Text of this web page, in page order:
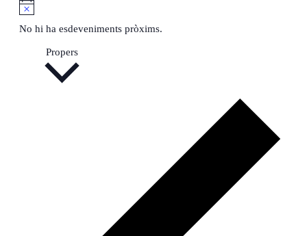
Avís
No hi ha esdeveniments pròxims.
Propers